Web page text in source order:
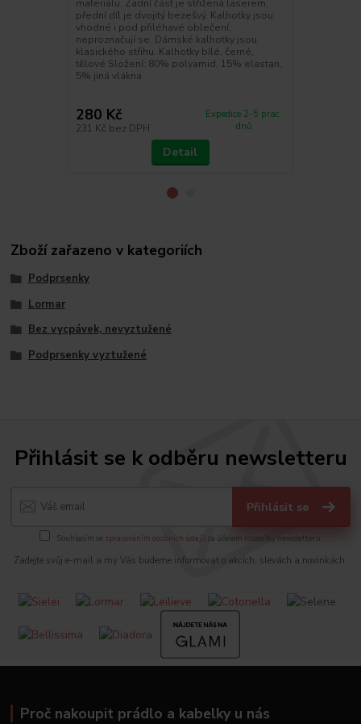
materiálu. Zadní část je střižená laserem,
přední díl je dvojitý bezešvý. Kalhotky jsou
vhodné i pod přiléhavé oblečení,
neproznačují se. Dámské kalhotky jsou
klasického střihu. Kalhotky bílé, černé,
tělové Složení: 80% polyamid, 15% elastan,
5% jiná vlákna
280 Kč
231 Kč bez DPH
Expedice 2-5 prac.
dnů
Detail
Zboží zařazeno v kategoriích
Podprsenky
Lormar
Bez vycpávek, nevyztužené
Podprsenky vyztužené
Přihlásit se k odběru newsletteru
Přihlásit se
Souhlasím se zpracováním osobních údajů za účelem rozesílky newsletteru.
Zadejte svůj e-mail a my Vás budeme informovat o akcích, slevách a novinkách.
Proč nakoupit prádlo a kabelky u nás